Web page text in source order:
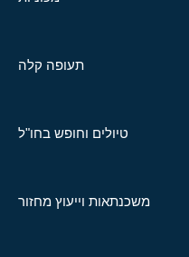
תעופה קלה
טיולים וחופש בחו"ל
משכנתאות וייעוץ מחזור